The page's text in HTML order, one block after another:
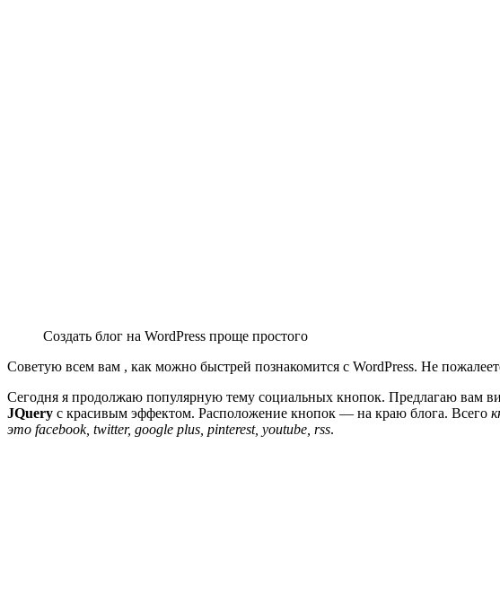
Создать блог на WordPress проще простого
Советую всем вам , как можно быстрей познакомится с WordPress. Не
Сегодня я продолжаю популярную тему социальных кнопок. Предлагаю вам
JQuery с красивым эффектом. Расположение кнопок — на краю блога. Всего
это facebook, twitter, google plus, pinterest, youtube, rss.